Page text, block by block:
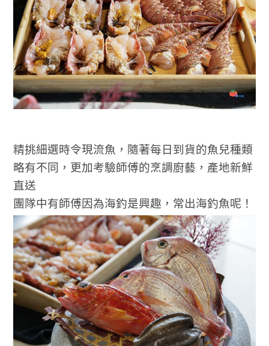
精挑細選時令現流魚，隨著每日到貨的魚兒種類
略有不同，更加考驗師傅的烹調廚藝，產地新鮮
直送
團隊中有師傅因為海釣是興趣，常出海釣魚呢！